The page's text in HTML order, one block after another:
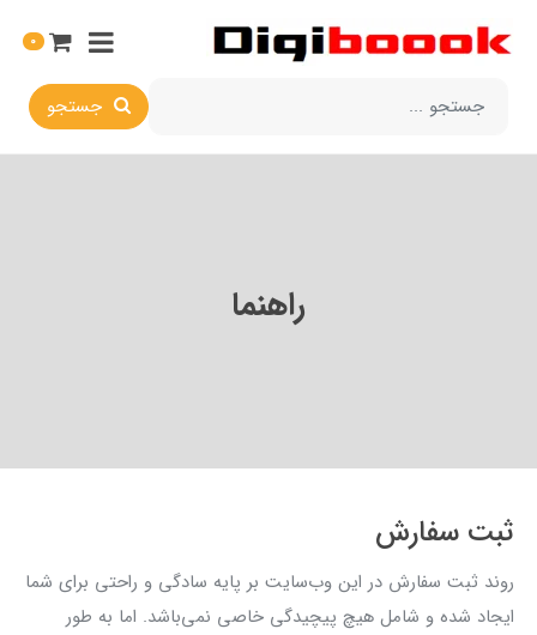
جستجو
0
راهنما
ثبت سفارش
روند ثبت سفارش در این وب‌سایت بر پایه سادگی و راحتی برای شما
ایجاد شده و شامل هیچ پیچیدگی خاصی نمی‌باشد. اما به طور